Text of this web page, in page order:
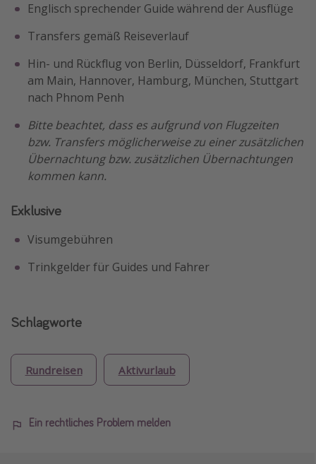
Englisch sprechender Guide während der Ausflüge
Transfers gemäß Reiseverlauf
Hin- und Rückflug von Berlin, Düsseldorf, Frankfurt
am Main, Hannover, Hamburg, München, Stuttgart
nach Phnom Penh
Bitte beachtet, dass es aufgrund von Flugzeiten
bzw. Transfers möglicherweise zu einer zusätzlichen
Übernachtung bzw. zusätzlichen Übernachtungen
kommen kann.
Exklusive
Visumgebühren
Trinkgelder für Guides und Fahrer
Schlagworte
Rundreisen Aktivurlaub
Ein rechtliches Problem melden